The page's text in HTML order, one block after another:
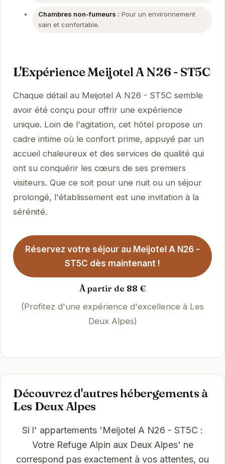
Chambres non-fumeurs : Pour un environnement
sain et confortable.
L'Expérience Meijotel A N26 - ST5C
Chaque détail au Meijotel A N26 - ST5C semble
avoir été conçu pour offrir une expérience
unique. Loin de l'agitation, cet hôtel propose un
cadre intime où le confort prime, appuyé par un
accueil chaleureux et des services de qualité qui
ont su conquérir les cœurs de ses premiers
visiteurs. Que ce soit pour une nuit ou un séjour
prolongé, l'établissement est une invitation à la
sérénité.
Réservez votre séjour au Meijotel A N26 -
ST5C dès maintenant !
À partir de 88 €
(Profitez d'une expérience d'excellence à Les
Deux Alpes)
Découvrez d'autres hébergements à
Les Deux Alpes
Si l' appartements 'Meijotel A N26 - ST5C :
Votre Refuge Alpin aux Deux Alpes' ne
correspond pas exactement à vos attentes, ou